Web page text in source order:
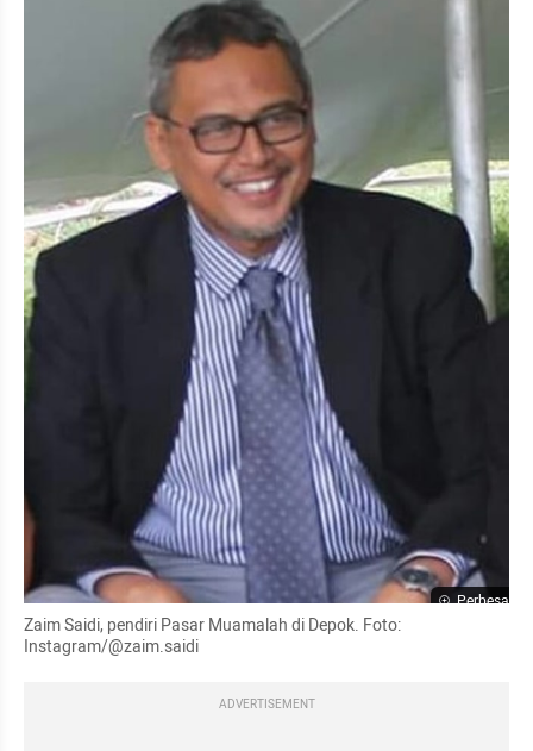
Perbesar
Zaim Saidi, pendiri Pasar Muamalah di Depok. Foto:
Instagram/@zaim.saidi
ADVERTISEMENT